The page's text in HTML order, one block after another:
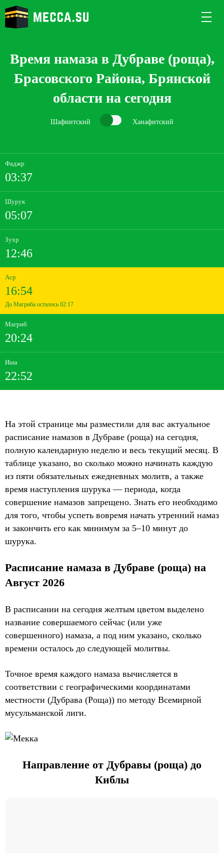
Время намаза в Дубраве (роща),
Брасовского Района, Брянской
области на сегодня
Шафиитский Ханафитский
Фаджр
03:37
Шурук
05:07
Зухр
12:46
Аср
16:54
До Магриба осталось 02:17
Магриб
20:24
Иша
22:52
На этой странице мы разместили для вас актуальное
расписание намазов в Дубраве (роща) на сегодня,
полную календарную неделю и весь текущий месяц. В
таблице указано, во сколько можно начинать каждую
из пяти обязательных ежедневных молитв, а также
время наступления шурука — периода, когда
совершение намазов запрещено. Знать его необходимо
для того, чтобы успеть вовремя начать утренний намаз
и закончить его как минимум за 5–10 минут до
шурука.
Расписание намаза в Дубраве (роща) на
Август 2026
В расписании на сегодня желтым цветом выделено
название совершаемого сейчас (или уже
совершенного) намаза, а под ним указано, сколько
времени осталось до следующей молитвы.
Точное время каждого намаза вычисляется в
соответствии с географическими координатами
местности (Дубрава (Роща)) по методу Всемирной
мусульманской лиги.
Направление от Дубравы (роща) до
Киблы